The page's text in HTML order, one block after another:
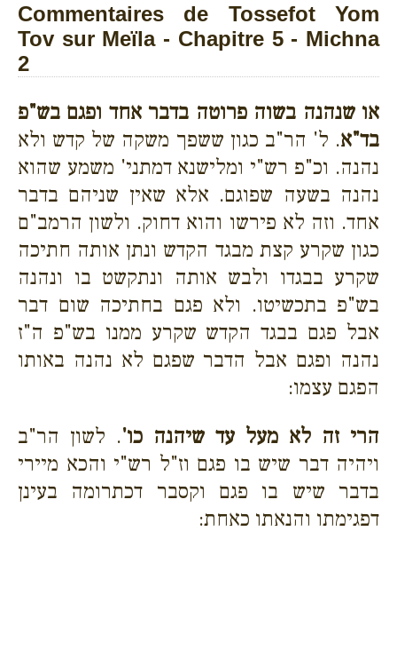
Commentaires de Tossefot Yom
Tov sur Meïla - Chapitre 5 - Michna
2
או שנהנה בשוה פרוטה בדבר אחד ופגם בש"פ
בד"א. ל' הר"ב כגון ששפך משקה של קדש ולא
נהנה. וכ"פ רש"י ומלישנא דמתני' משמע שהוא
נהנה בשעה שפוגם. אלא שאין שניהם בדבר
אחד. וזה לא פירשו והוא דחוק. ולשון הרמב"ם
כגון שקרע קצת מבגד הקדש ונתן אותה חתיכה
שקרע בבגדו ולבש אותה ונתקשט בו ונהנה
בש"פ בתכשיטו. ולא פגם בחתיכה שום דבר
אבל פגם בבגד הקדש שקרע ממנו בש"פ ה"ז
נהנה ופגם אבל הדבר שפגם לא נהנה באותו
הפגם עצמו:
הרי זה לא מעל עד שיהנה כו'. לשון הר"ב
ויהיה דבר שיש בו פגם וז"ל רש"י והכא מיירי
בדבר שיש בו פגם וקסבר דכתרומה בעינן
דפגימתו והנאתו כאחת: